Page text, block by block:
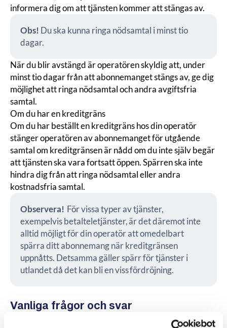
informera dig om att tjänsten kommer att stängas av.
Obs! Du ska kunna ringa nödsamtal i minst tio
dagar.
När du blir avstängd är operatören skyldig att, under
minst tio dagar från att abonnemanget stängs av, ge dig
möjlighet att ringa nödsamtal och andra avgiftsfria
samtal.
Om du har en kreditgräns
Om du har beställt en kreditgräns hos din operatör
stänger operatören av abonnemanget för utgående
samtal om kreditgränsen är nådd om du inte själv begär
att tjänsten ska vara fortsatt öppen. Spärren ska inte
hindra dig från att ringa nödsamtal eller andra
kostnadsfria samtal.
Observera! För vissa typer av tjänster,
exempelvis betalteletjänster, är det däremot inte
alltid möjligt för din operatör att omedelbart
spärra ditt abonnemang när kreditgränsen
uppnåtts. Detsamma gäller spärr för tjänster i
utlandet då det kan bli en viss fördröjning.
Vanliga frågor och svar